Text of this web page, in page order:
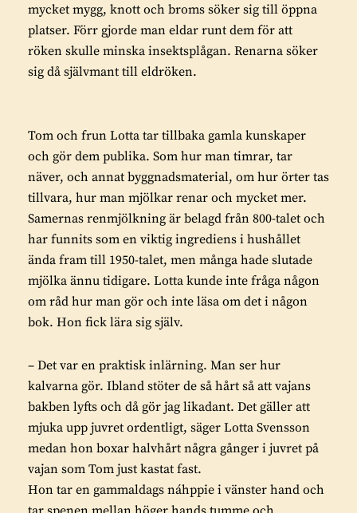
mycket mygg, knott och broms söker sig till öppna
platser. Förr gjorde man eldar runt dem för att
röken skulle minska insektsplågan. Renarna söker
sig då självmant till eldröken.
Tom och frun Lotta tar tillbaka gamla kunskaper
och gör dem publika. Som hur man timrar, tar
näver, och annat byggnadsmaterial, om hur örter tas
tillvara, hur man mjölkar renar och mycket mer.
Samernas renmjölkning är belagd från 800-talet och
har funnits som en viktig ingrediens i hushållet
ända fram till 1950-talet, men många hade slutade
mjölka ännu tidigare. Lotta kunde inte fråga någon
om råd hur man gör och inte läsa om det i någon
bok. Hon fick lära sig själv.
– Det var en praktisk inlärning. Man ser hur
kalvarna gör. Ibland stöter de så hårt så att vajans
bakben lyfts och då gör jag likadant. Det gäller att
mjuka upp juvret ordentligt, säger Lotta Svensson
medan hon boxar halvhårt några gånger i juvret på
vajan som Tom just kastat fast.
Hon tar en gammaldags náhppie i vänster hand och